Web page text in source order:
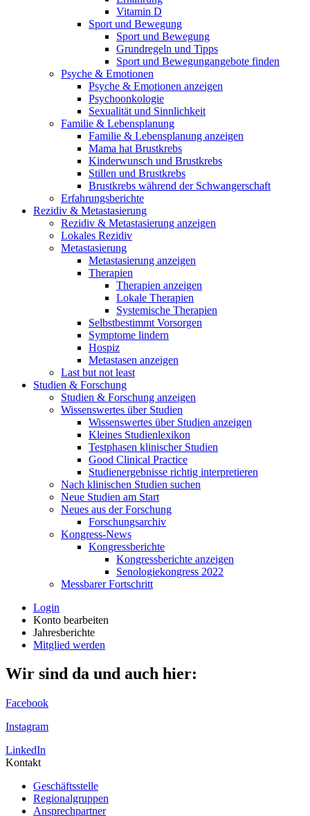
Vitamin D
Sport und Bewegung
Sport und Bewegung
Grundregeln und Tipps
Sport und Bewegungangebote finden
Psyche & Emotionen
Psyche & Emotionen anzeigen
Psychoonkologie
Sexualität und Sinnlichkeit
Familie & Lebensplanung
Familie & Lebensplanung anzeigen
Mama hat Brustkrebs
Kinderwunsch und Brustkrebs
Stillen und Brustkrebs
Brustkrebs während der Schwangerschaft
Erfahrungsberichte
Rezidiv & Metastasierung
Rezidiv & Metastasierung anzeigen
Lokales Rezidiv
Metastasierung
Metastasierung anzeigen
Therapien
Therapien anzeigen
Lokale Therapien
Systemische Therapien
Selbstbestimmt Vorsorgen
Symptome lindern
Hospiz
Metastasen anzeigen
Last but not least
Studien & Forschung
Studien & Forschung anzeigen
Wissenswertes über Studien
Wissenswertes über Studien anzeigen
Kleines Studienlexikon
Testphasen klinischer Studien
Good Clinical Practice
Studienergebnisse richtig interpretieren
Nach klinischen Studien suchen
Neue Studien am Start
Neues aus der Forschung
Forschungsarchiv
Kongress-News
Kongressberichte
Kongressberichte anzeigen
Senologiekongress 2022
Messbarer Fortschritt
Login
Konto bearbeiten
Jahresberichte
Mitglied werden
Wir sind da und auch hier:
Facebook
Instagram
LinkedIn
Kontakt
Geschäftsstelle
Regionalgruppen
Ansprechpartner